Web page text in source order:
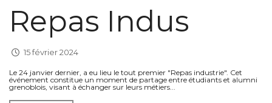
Repas Indus
15 février 2024
Le 24 janvier dernier, a eu lieu le tout premier "Repas industrie". Cet
événement constitue un moment de partage entre étudiants et alumni
grenoblois, visant à échanger sur leurs métiers...